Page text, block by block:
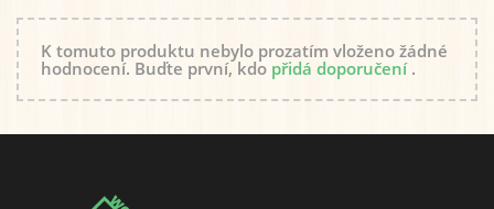
K tomuto produktu nebylo prozatím vloženo žádné
hodnocení. Buďte první, kdo přidá doporučení.